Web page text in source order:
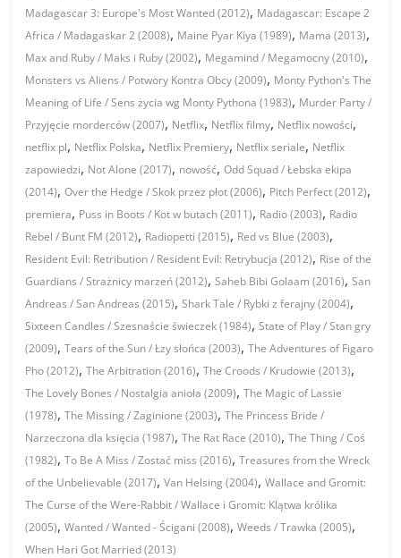
Madagascar 3: Europe's Most Wanted (2012), Madagascar: Escape 2
Africa / Madagaskar 2 (2008), Maine Pyar Kiya (1989), Mama (2013),
Max and Ruby / Maks i Ruby (2002), Megamind / Megamocny (2010),
Monsters vs Aliens / Potwory Kontra Obcy (2009), Monty Python's The
Meaning of Life / Sens życia wg Monty Pythona (1983), Murder Party /
Przyjęcie morderców (2007), Netflix, Netflix filmy, Netflix nowości,
netflix pl, Netflix Polska, Netflix Premiery, Netflix seriale, Netflix
zapowiedzi, Not Alone (2017), nowość,Odd Squad / Łebska ekipa
(2014),Over the Hedge / Skok przez płot (2006), Pitch Perfect (2012),
premiera, Puss in Boots / Kot w butach (2011), Radio (2003), Radio
Rebel / Bunt FM (2012), Radiopetti (2015), Red vs Blue (2003),
Resident Evil: Retribution / Resident Evil: Retrybucja (2012), Rise of the
Guardians / Strażnicy marzeń (2012),Saheb Bibi Golaam (2016),San
Andreas / San Andreas (2015),Shark Tale / Rybki z ferajny (2004),
Sixteen Candles / Szesnaście świeczek (1984),State of Play / Stan gry
(2009),Tears of the Sun / Łzy słońca (2003),The Adventures of Figaro
Pho (2012),The Arbitration (2016),The Croods / Krudowie (2013),
The Lovely Bones / Nostalgia anioła (2009),The Magic of Lassie
(1978),The Missing / Zaginione (2003),The Princess Bride /
Narzeczona dla księcia (1987),The Rat Race (2010),The Thing / Coś
(1982),To Be A Miss / Zostać miss (2016),Treasures from the Wreck
of the Unbelievable (2017),Van Helsing (2004),Wallace and Gromit:
The Curse of the Were-Rabbit / Wallace i Gromit: Klątwa królika
(2005),Wanted / Wanted - Ścigani (2008),Weeds / Trawka (2005),
When Hari Got Married (2013)